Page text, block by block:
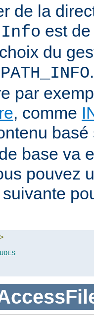
de la
est
du
PATH_INFO
par
, comme
base va
pouvez
>